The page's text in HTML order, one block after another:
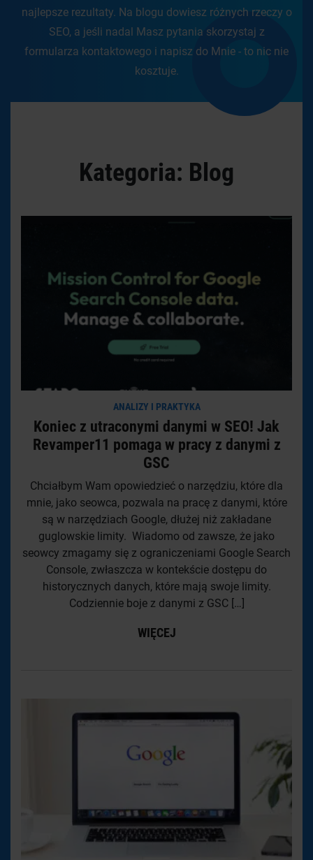
najlepsze rezultaty. Na blogu dowiesz różnych rzeczy o
SEO, a jeśli nadal Masz pytania skorzystaj z
formularza kontaktowego i napisz do Mnie - to nic nie
kosztuje.
Kategoria: Blog
ANALIZY I PRAKTYKA
Koniec z utraconymi danymi w SEO! Jak
Revamper11 pomaga w pracy z danymi z
GSC
Chciałbym Wam opowiedzieć o narzędziu, które dla
mnie, jako seowca, pozwala na pracę z danymi, które
są w narzędziach Google, dłużej niż zakładane
guglowskie limity. Wiadomo od zawsze, że jako
seowcy zmagamy się z ograniczeniami Google Search
Console, zwłaszcza w kontekście dostępu do
historycznych danych, które mają swoje limity.
Codziennie boje z danymi z GSC […]
WIĘCEJ